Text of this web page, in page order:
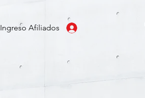
Ingreso Afiliados